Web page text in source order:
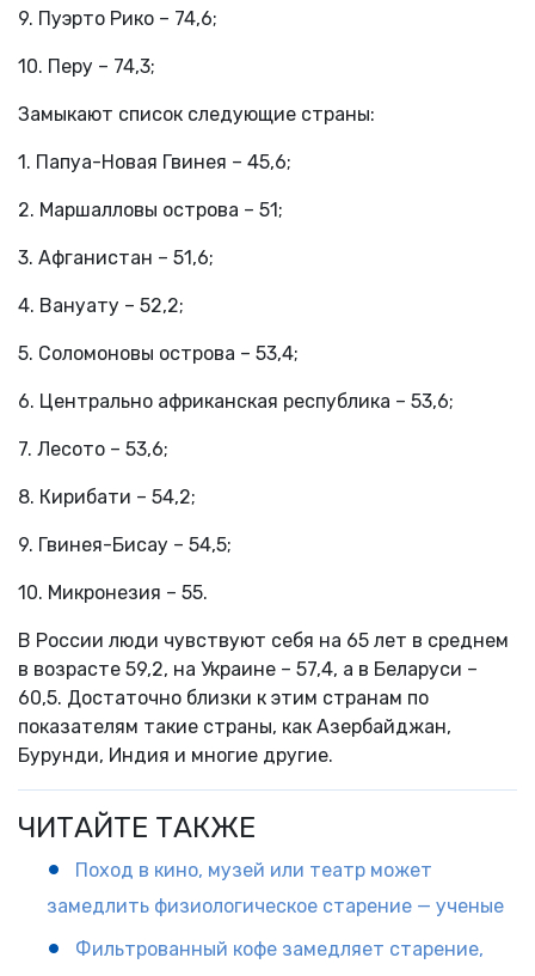
9. Пуэрто Рико – 74,6;
10. Перу – 74,3;
Замыкают список следующие страны:
1. Папуа-Новая Гвинея – 45,6;
2. Маршалловы острова – 51;
3. Афганистан – 51,6;
4. Вануату – 52,2;
5. Соломоновы острова – 53,4;
6. Центрально африканская республика – 53,6;
7. Лесото – 53,6;
8. Кирибати – 54,2;
9. Гвинея-Бисау – 54,5;
10. Микронезия – 55.
В России люди чувствуют себя на 65 лет в среднем
в возрасте 59,2, на Украине – 57,4, а в Беларуси –
60,5. Достаточно близки к этим странам по
показателям такие страны, как Азербайджан,
Бурунди, Индия и многие другие.
ЧИТАЙТЕ ТАКЖЕ
Поход в кино, музей или театр может
замедлить физиологическое старение — ученые
Фильтрованный кофе замедляет старение,